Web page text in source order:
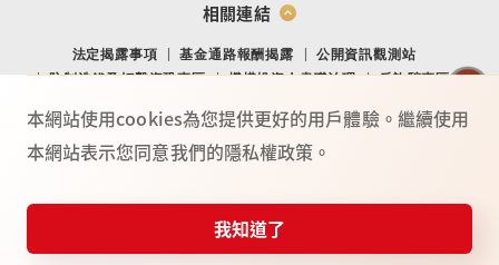
相關連結
法定揭露事項 基金通路報酬揭露
公開資訊觀測站
防制洗錢及打擊資恐專區
機構投資人盡職治理
反詐騙專區
台新證券服務專線：02-4050-9799．02-2708-3972．0800-088-148
115年金管證總字第 0025號
憑證快遞 投資誌 常見問題服務據點 反詐騙
本網站使用cookies為您提供更好的用戶體驗。繼續使用
本網站表示您同意我們的隱私權政策。
我知道了